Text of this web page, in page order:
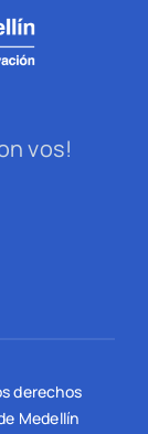
vos!
derechos
Medellín